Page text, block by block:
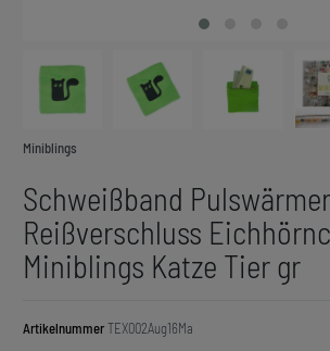
Miniblings
Schweißband
Reißverschluss
Miniblings Katze Tier gr
ArtikelnummerTEX002Aug16Ma